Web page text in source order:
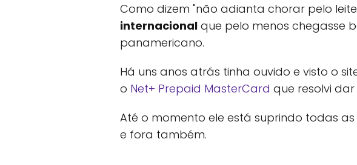
Como dizem "não adianta chorar pelo
internacional que pelo menos chegasse
panamericano.
Há uns anos atrás tinha ouvido e visto o
o Net+ Prepaid MasterCard que resolvi
Até o momento ele está suprindo todas
e fora também.